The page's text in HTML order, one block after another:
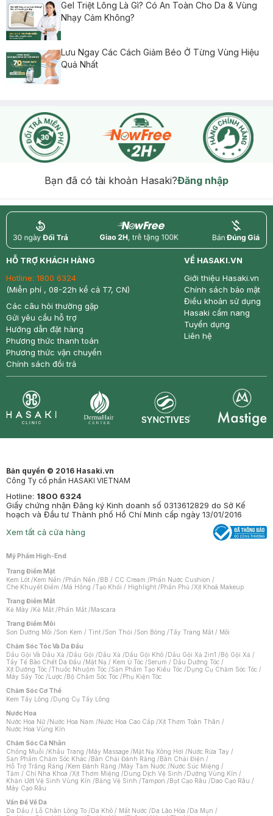
Gel Triệt Lông Là Gì? Có An Toàn Cho Da & Vùng
Nhạy Cảm Không?
Lưu Ngay Các Cách Giảm Béo Ở Từng Vùng Hiệu
Quả Nhất
Bạn đã có tài khoản Hasaki?Đăng nhập
return nowfree price
HỖ TRỢ KHÁCH HÀNG
Hotline: 1800 6324
(Miễn phí , 08-22h kể cả T7, CN)
Các câu hỏi thường gặp
Gửi yêu cầu hỗ trợ
Hướng dẫn đặt hàng
Phương thức thanh toán
Phương thức vận chuyển
Chính sách đổi trả
VỀ HASAKI.VN
Giới thiệu Hasaki.vn
Chính sách bảo mật
Điều khoản sử dụng
Hasaki cẩm nang
Tuyển dụng
Liên hệ
Bản quyền © 2016 Hasaki.vn
Công Ty cổ phần HASAKI VIETNAM
Hotline: 1800 6324
Giấy chứng nhận Đăng ký Kinh doanh số 0313612829 do Sở Kế
hoạch và Đầu tư Thành phố Hồ Chí Minh cấp ngày 13/01/2016
Xem tất cả cửa hàng
Mỹ Phẩm High-End
Trang Điểm Mặt
Kem Lót /Kem Nền /Phấn Nền /BB / CC Cream /Phấn Nước Cushion /
Che Khuyết Điểm /Má Hồng /Tạo Khối / Highlight /Phấn Phủ /Xịt Khoá Makeup
Trang Điểm Mắt
Kẻ Mày /Kẻ Mắt /Phấn Mắt /Mascara
Trang Điểm Môi
Son Dưỡng Môi /Son Kem / Tint /Son Thỏi /Son Bóng /Tẩy Trang Mắt / Môi
Chăm Sóc Tóc Và Da Đầu
Dầu Gội Và Dầu Xả /Dầu Gội /Dầu Xả /Dầu Gội Khô /Dầu Gội Xả 2in1 /Bộ Gội Xả /
Tẩy Tế Bào Chết Da Đầu /Mặt Nạ / Kem Ủ Tóc /Serum / Dầu Dưỡng Tóc /
Xịt Dưỡng Tóc /Thuốc Nhuộm Tóc /Sản Phẩm Tạo Kiểu Tóc /Dụng Cụ Chăm Sóc Tóc /
Máy Sấy Tóc /Lược /Bộ Chăm Sóc Tóc /Phụ Kiện Tóc
Chăm Sóc Cơ Thể
Kem Tẩy Lông /Dụng Cụ Tẩy Lông
Nước Hoa
Nước Hoa Nữ /Nước Hoa Nam /Nước Hoa Cao Cấp /Xịt Thơm Toàn Thân /
Nước Hoa Vùng Kín
Chăm Sóc Cá Nhân
Chống Muỗi /Khẩu Trang /Máy Massage /Mặt Nạ Xông Hơi /Nước Rửa Tay /
Sản Phẩm Chăm Sóc Khác /Bàn Chải Đánh Răng /Bàn Chải Điện /
Hỗ Trợ Trắng Răng /Kem Đánh Răng /Máy Tăm Nước /Nước Súc Miệng /
Tăm / Chỉ Nha Khoa /Xịt Thơm Miệng /Dung Dịch Vệ Sinh /Dưỡng Vùng Kín /
Khăn Ướt Vệ Sinh Vùng Kín /Băng Vệ Sinh /Tampon /Bọt Cạo Râu /Dao Cạo Râu /
Máy Cạo Râu
Vấn Đề Về Da
Da Dầu / Lỗ Chân Lông To /Da Khô / Mất Nước /Da Lão Hóa /Da Mụn /